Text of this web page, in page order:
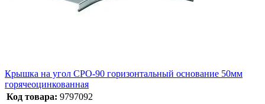
Крышка на угол CPO-90 горизонтальный основание 50мм
горячеоцинкованная
Код товара: 9797092